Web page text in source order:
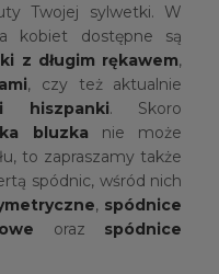
Twojej sylwetki. W
kobiet dostępne są
z długim rękawem,
, czy też aktualnie
hiszpanki. Skoro
bluzka nie może
to zapraszamy także
spódnic, wśród nich
, spódnice
oraz spódnice